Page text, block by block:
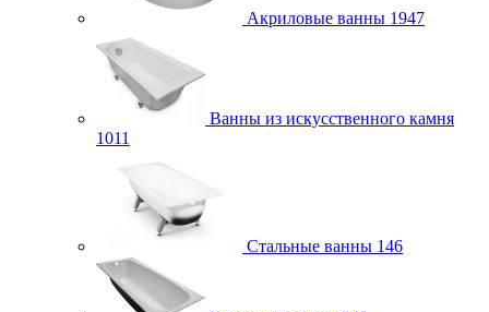
Акриловые ванны 1947
Ванны из искусственного камня
1011
Стальные ванны 146